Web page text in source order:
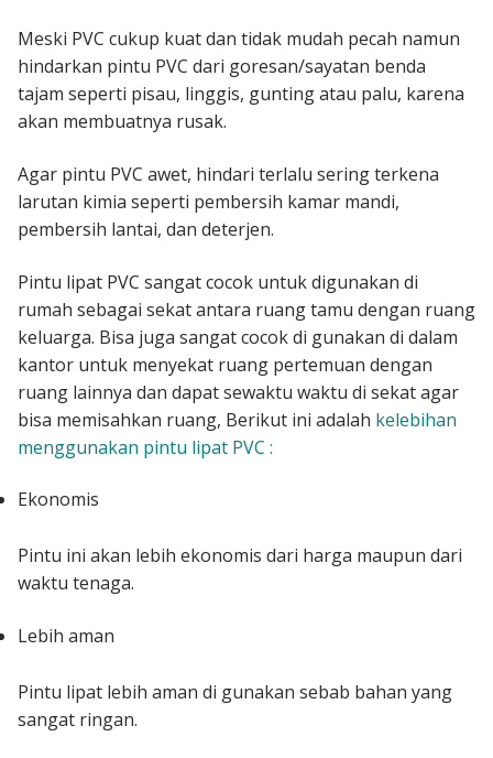
Meski PVC cukup kuat dan tidak mudah pecah namun
hindarkan pintu PVC dari goresan/sayatan benda
tajam seperti pisau, linggis, gunting atau palu, karena
akan membuatnya rusak.
Agar pintu PVC awet, hindari terlalu sering terkena
larutan kimia seperti pembersih kamar mandi,
pembersih lantai, dan deterjen.
Pintu lipat PVC sangat cocok untuk digunakan di
rumah sebagai sekat antara ruang tamu dengan ruang
keluarga. Bisa juga sangat cocok di gunakan di dalam
kantor untuk menyekat ruang pertemuan dengan
ruang lainnya dan dapat sewaktu waktu di sekat agar
bisa memisahkan ruang, Berikut ini adalah kelebihan
menggunakan pintu lipat PVC :
Ekonomis
Pintu ini akan lebih ekonomis dari harga maupun dari
waktu tenaga.
Lebih aman
Pintu lipat lebih aman di gunakan sebab bahan yang
sangat ringan.